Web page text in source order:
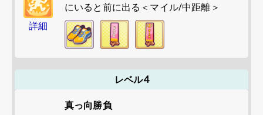
詳細
にいると前に出る＜マイル/中距離＞
レベル4
真っ向勝負